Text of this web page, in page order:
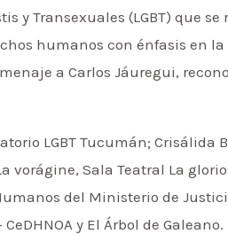
y Transexuales (LGBT) que
humanos con énfasis en
a Carlos Jáuregui,
LGBT Tucumán; Crisálida
vorágine, Sala Teatral La
del Ministerio de
y El Árbol de Galeano.